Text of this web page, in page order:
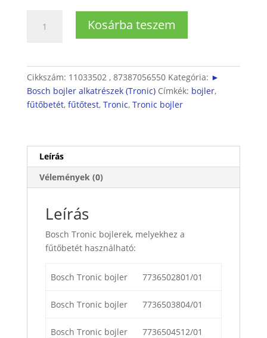
Bojler
Kosárba teszem
Cikkszám: 11033502 , 87387056550 Kategória: ►
Bosch bojler alkatrészek (Tronic) Címkék: bojler,
fűtőbetét, fűtőtest, Tronic, Tronic bojler
Leírás
Vélemények (0)
Leírás
Bosch Tronic bojlerek, melyekhez a
fűtőbetét használható:
Bosch Tronic bojler 7736502801/01
Bosch Tronic bojler 7736503804/01
Bosch Tronic bojler 7736504512/01